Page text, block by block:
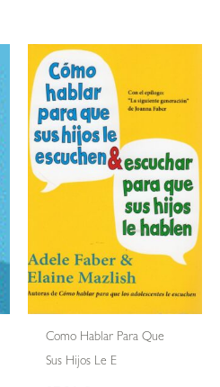
Como Hablar Para Que
Sus Hijos Le E